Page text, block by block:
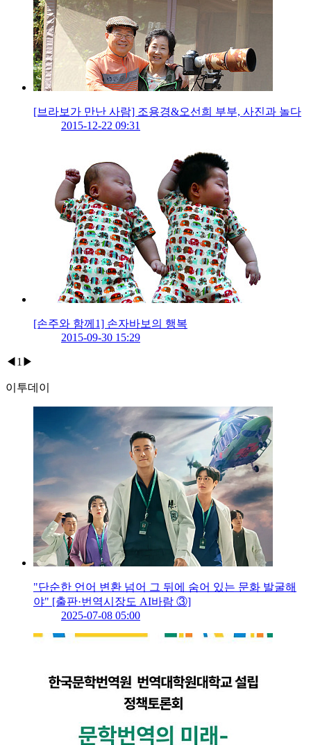
[브라보가 만난 사람] 조용경&오선희 부부, 사진과 놀다
2015-12-22 09:31
[손주와 함께1] 손자바보의 행복
2015-09-30 15:29
◀ 1 ▶
이투데이
"단순한 언어 변환 넘어 그 뒤에 숨어 있는 문화 발굴해
야" [출판·번역시장도 AI바람 ③]
2025-07-08 05:00